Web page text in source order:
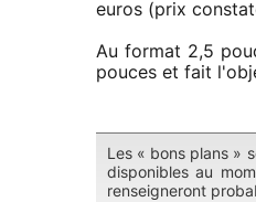
euros (prix
Au format 2,5
pouces et fait
Les « bons plans »
disponibles au
renseigneront